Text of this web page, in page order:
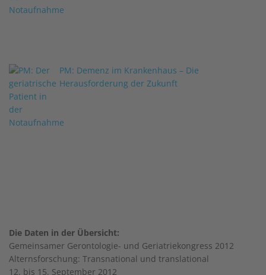
PM: Demenz im Krankenhaus – Die
Herausforderung der Zukunft
Die Daten in der Übersicht:
Gemeinsamer Gerontologie- und Geriatriekongress 2012
Alternsforschung: Transnational und translational
12. bis 15. September 2012